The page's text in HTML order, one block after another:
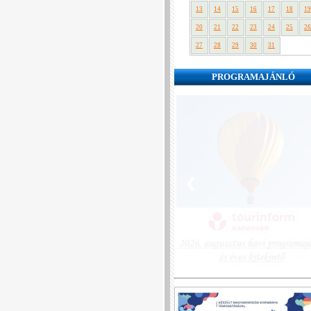
13 14 15 16 17 18 19
20 21 22 23 24 25 26
27 28 29 30 31
PROGRAMAJÁNLÓ